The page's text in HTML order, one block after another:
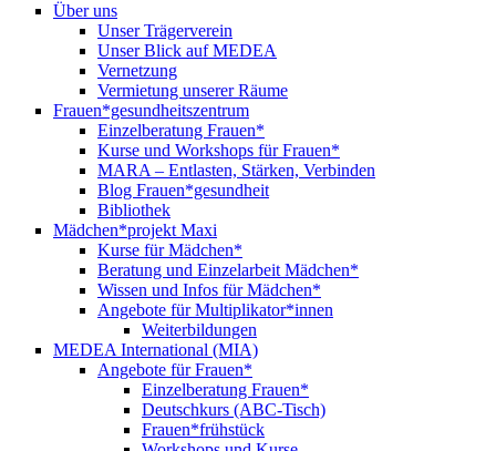
Über uns
Unser Trägerverein
Unser Blick auf MEDEA
Vernetzung
Vermietung unserer Räume
Frauen*gesundheitszentrum
Einzelberatung Frauen*
Kurse und Workshops für Frauen*
MARA – Entlasten, Stärken, Verbinden
Blog Frauen*gesundheit
Bibliothek
Mädchen*projekt Maxi
Kurse für Mädchen*
Beratung und Einzelarbeit Mädchen*
Wissen und Infos für Mädchen*
Angebote für Multiplikator*innen
Weiterbildungen
MEDEA International (MIA)
Angebote für Frauen*
Einzelberatung Frauen*
Deutschkurs (ABC-Tisch)
Frauen*frühstück